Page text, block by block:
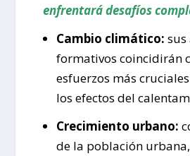
enfrentará desafíos
Cambio climático: sus
formativos coincidirán
esfuerzos más
los efectos del
Crecimiento urbano:
de la población